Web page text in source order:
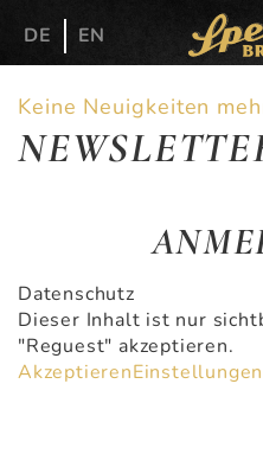
DE EN
Keine Neuigkeiten
Datenschutz
Dieser Inhalt ist nur
"Reguest" akzeptieren.
AkzeptierenEinstellungen